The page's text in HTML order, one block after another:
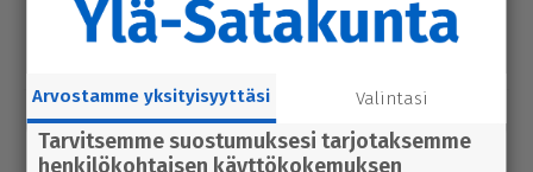
seu­dussa mah­dol­li­suu­den ravi- ja
uutinen7.8.2026 3.00
Afrik­ka­lai­nen sikarutto tuli Kaakkois-
Arvostamme yksityisyyttäsi Valintasi
Tarvitsemme suostumuksesi tarjotaksemme
henkilökohtaisen käyttökokemuksen